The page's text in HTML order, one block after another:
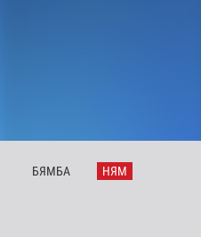
БЯМБА НЯМ